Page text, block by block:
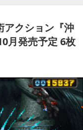
アクション『沖
月発売予定 6枚